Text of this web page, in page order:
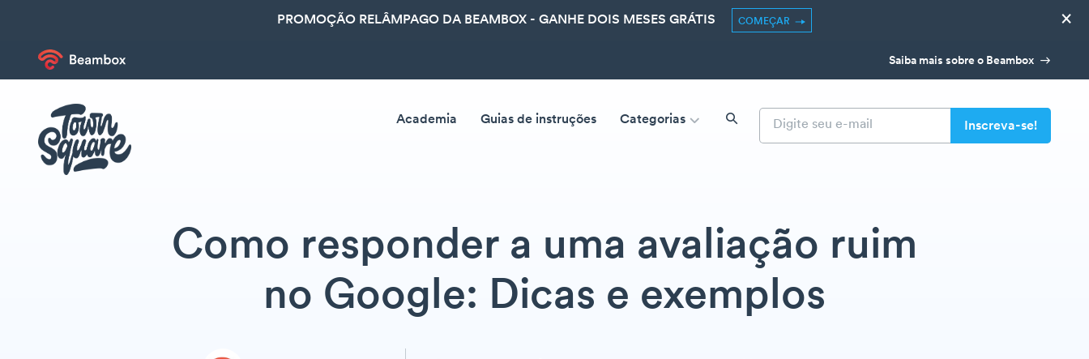
PROMOÇÃO RELÂMPAGO DA BEAMBOX - GANHE DOIS MESES GRÁTIS COMEÇAR ×
Saiba mais sobre o Beambox
Academia Guias de instruções Categorias
Como responder a uma avaliação ruim
no Google: Dicas e exemplos